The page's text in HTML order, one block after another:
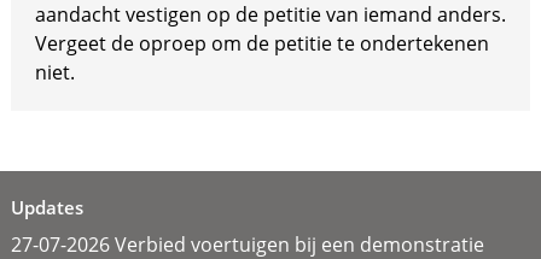
aandacht vestigen op de petitie van iemand anders.
Vergeet de oproep om de petitie te ondertekenen
niet.
Updates
27-07-2026 Verbied voertuigen bij een demonstratie